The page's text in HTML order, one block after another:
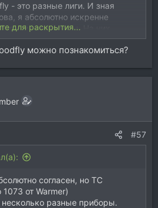
- это разные лиги. И зная
я абсолютно искренне
и микрофоны. На них
проектов. Как на
так и у нас на Мелодии.
пописать, но 47-ой просто
И частенько
87-х (старых, еще с
для раскрытия...
можно познакомиться?
#57
согласен, но ТС
от Warmer)
несколько разные приборы.